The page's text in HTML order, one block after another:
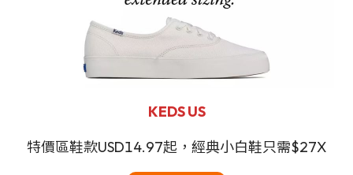
KEDS US
特價區鞋款USD14.97起，經典小白鞋只需$27X